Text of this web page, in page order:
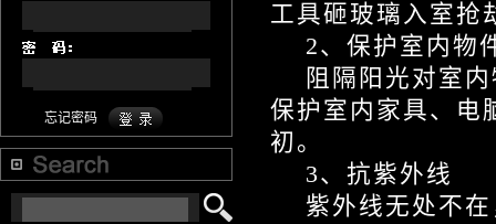
忘记密码
工具砸玻璃入室抢
2、保护室内物
阻隔阳光对室内
保护室内家具、电
初。
3、抗紫外线
紫外线无处不在